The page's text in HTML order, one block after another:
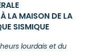
LA MAISON DE LA
SISMIQUE
lourdais et du